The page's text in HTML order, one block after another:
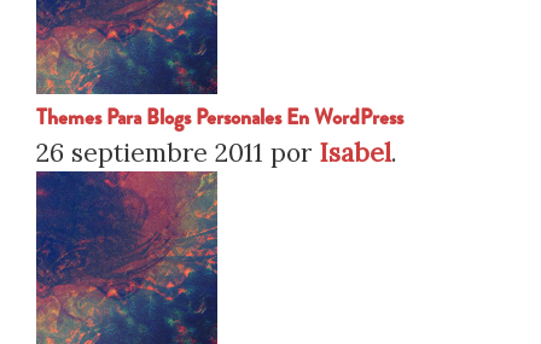
Themes Para Blogs Personales En WordPress
26 septiembre 2011 por Isabel.